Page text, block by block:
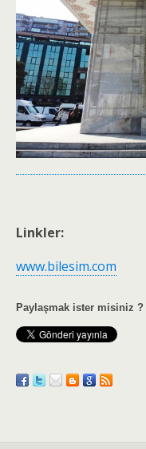
Linkler:
www.bilesim.com
Paylaşmak ister misiniz ?